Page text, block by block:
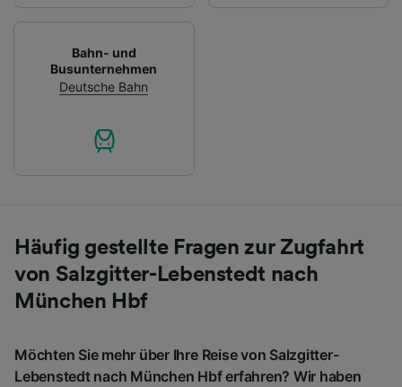
Bahn- und
Busunternehmen
Deutsche Bahn
Häufig gestellte Fragen zur Zugfahrt
von Salzgitter-Lebenstedt nach
München Hbf
Möchten Sie mehr über Ihre Reise von Salzgitter-
Lebenstedt nach München Hbf erfahren? Wir haben